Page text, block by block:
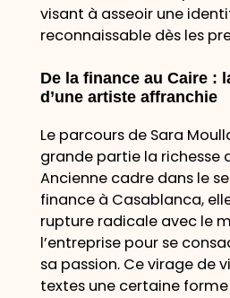
visant à asseoir une
reconnaissable dès les
De la finance au Caire :
d’une artiste affranchie
Le parcours de Sara
grande partie la richesse
Ancienne cadre dans le
finance à Casablanca,
rupture radicale avec le
l’entreprise pour se
sa passion. Ce virage de
textes une certaine